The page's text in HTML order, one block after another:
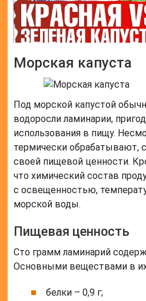
Морская капуста
Под морской капустой
водоросли ламинарии,
использования в пищу.
термически обрабатывают,
своей пищевой ценности.
что химический состав
с освещенностью,
морской воды.
Пищевая ценность
Сто грамм ламинарий
Основными веществами в
белки – 0,9 г;